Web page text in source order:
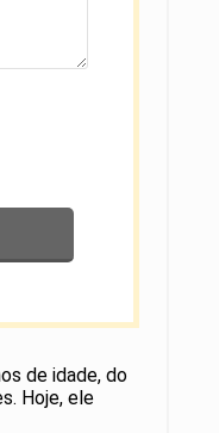
de idade, do
Hoje, ele